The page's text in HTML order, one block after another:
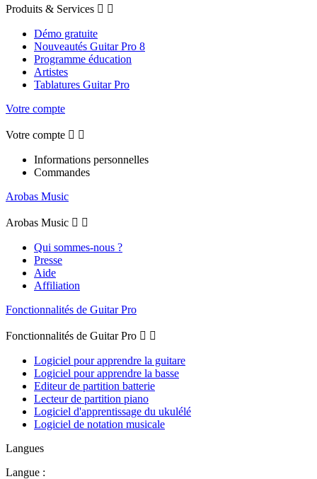
Produits & Services  
Démo gratuite
Nouveautés Guitar Pro 8
Programme éducation
Artistes
Tablatures Guitar Pro
Votre compte
Votre compte  
Informations personnelles
Commandes
Arobas Music
Arobas Music  
Qui sommes-nous ?
Presse
Aide
Affiliation
Fonctionnalités de Guitar Pro
Fonctionnalités de Guitar Pro  
Logiciel pour apprendre la guitare
Logiciel pour apprendre la basse
Editeur de partition batterie
Lecteur de partition piano
Logiciel d'apprentissage du ukulélé
Logiciel de notation musicale
Langues
Langue :